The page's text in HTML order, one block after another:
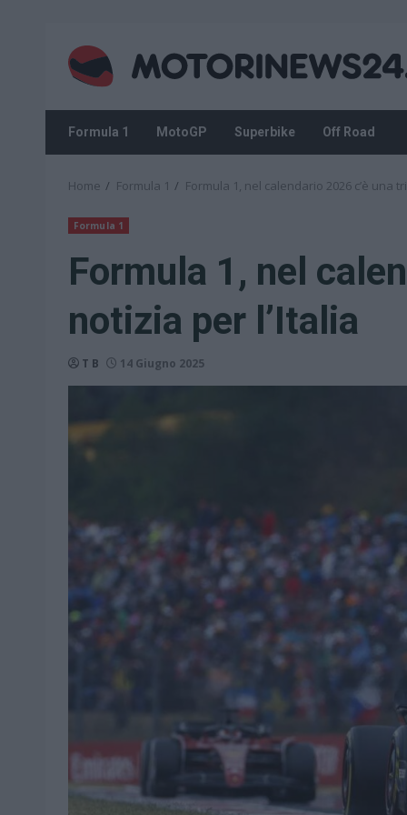
content
Formula 1 MotoGP Superbike Off Road
Home Formula 1 Formula 1, nel calendario 2026 c’è una
Formula 1
Formula 1, nel
notizia per l’Italia
T B 14 Giugno 2025